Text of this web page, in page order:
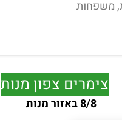
משפחות
צימרים צפון מנות
8/8 באזור מנות